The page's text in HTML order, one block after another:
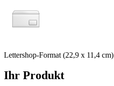
Lettershop-Format (22,9 x 11,4 cm)
Ihr Produkt